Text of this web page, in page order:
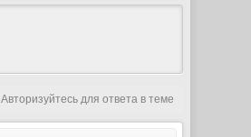
Авторизуйтесь для ответа в теме